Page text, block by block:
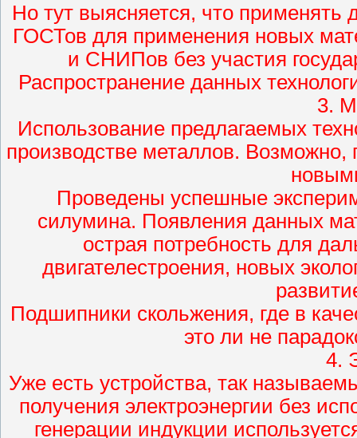
Но тут выясняется, что применять
ГОСТов для применения новых
и СНИПов без участия
Распространение данных
3.
Использование предлагаемых
производстве металлов.
Проведены успешные
силумина. Появления данных
острая потребность для
двигателестроения, новых
Подшипники скольжения, где в
это ли не
4.
Уже есть устройства, так
получения электроэнергии без
генерации индукции